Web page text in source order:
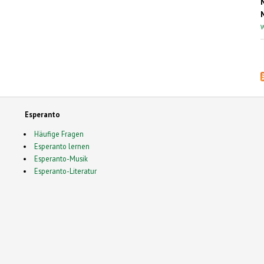
Esperanto
Häufige Fragen
Esperanto lernen
Esperanto-Musik
Esperanto-Literatur